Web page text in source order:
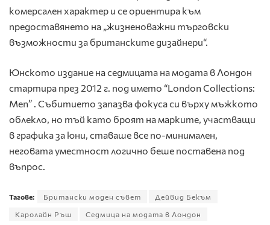
комерсален характер и се ориентира към
предоставянето на „жизненоважни търговски
възможности за британските дизайнери“.
Юнското издание на седмицата на модата в Лондон
стартира през 2012 г. под името “London Collections:
Men” . Събитието запазва фокуса си върху мъжкото
облекло, но тъй като броят на марките, участващи
в графика за юни, ставаше все по-минимален,
неговата уместност логично беше поставена под
въпрос.
Тагове: Британски моден съвет Дейвид Бекъм
Каролайн Ръш Седмица на модата в Лондон